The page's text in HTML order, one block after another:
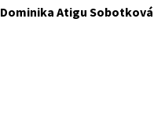
Dominika Atigu Sobotková